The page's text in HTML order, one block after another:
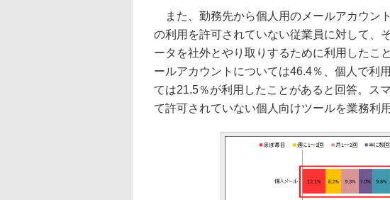
また、勤務先から個人用のメールアカウン
の利用を許可されていない従業員に対して、
ータを社外とやり取りするために利用したこ
ールアカウントについては46.4％、個人で利
ては21.5％が利用したことがあると回答。ス
て許可されていない個人向けツールを業務利